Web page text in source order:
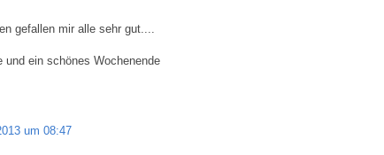
gefallen mir alle sehr gut....
und ein schönes Wochenende
um 08:47